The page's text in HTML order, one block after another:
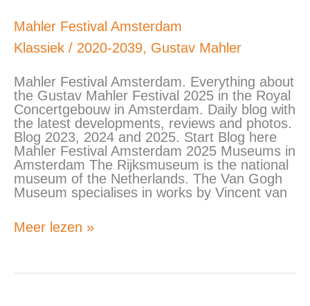
Mahler Festival Amsterdam
Klassiek / 2020-2039, Gustav Mahler
Mahler Festival Amsterdam. Everything about
the Gustav Mahler Festival 2025 in the Royal
Concertgebouw in Amsterdam. Daily blog with
the latest developments, reviews and photos.
Blog 2023, 2024 and 2025. Start Blog here
Mahler Festival Amsterdam 2025 Museums in
Amsterdam The Rijksmuseum is the national
museum of the Netherlands. The Van Gogh
Museum specialises in works by Vincent van
Mahler
Amsterdam
Meer lezen »